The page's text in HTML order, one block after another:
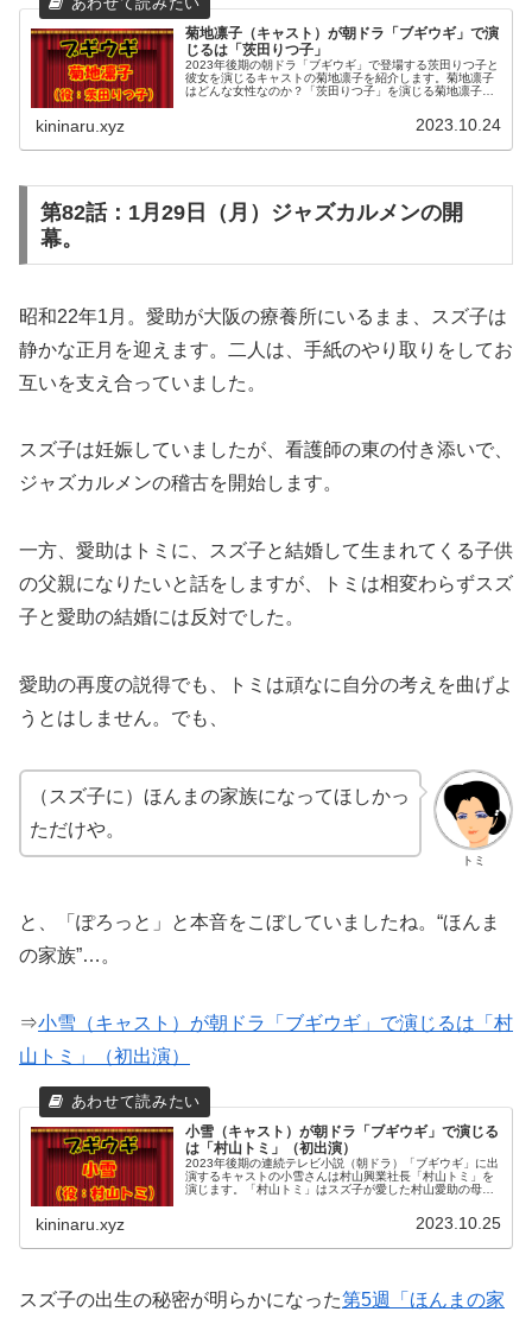
菊地凛子（キャスト）が朝ドラ「ブギウギ」で演
じるは「茨田りつ子」
2023年後期の朝ドラ「ブギウギ」で登場する茨田りつ子と
彼女を演じるキャストの菊地凛子を紹介します。菊地凛子
はどんな女性なのか？「茨田りつ子」を演じる菊地凛子さ
kininaru.xyz 2023.10.24
第82話：1月29日（月）ジャズカルメンの開
幕。
昭和22年1月。愛助が大阪の療養所にいるまま、スズ子は
静かな正月を迎えます。二人は、手紙のやり取りをしてお
互いを支え合っていました。
スズ子は妊娠していましたが、看護師の東の付き添いで、
ジャズカルメンの稽古を開始します。
一方、愛助はトミに、スズ子と結婚して生まれてくる子供
の父親になりたいと話をしますが、トミは相変わらずスズ
子と愛助の結婚には反対でした。
愛助の再度の説得でも、トミは頑なに自分の考えを曲げよ
うとはしません。でも、
トミ
（スズ子に）ほんまの家族になってほしかっ
ただけや。
と、「ぽろっと」と本音をこぼしていましたね。“ほんま
の家族”…。
⇒小雪（キャスト）が朝ドラ「ブギウギ」で演じるは「村
山トミ」（初出演）
小雪（キャスト）が朝ドラ「ブギウギ」で演じる
は「村山トミ」（初出演）
2023年後期の連続テレビ小説（朝ドラ）「ブギウギ」に出
演するキャストの小雪さんは村山興業社長「村山トミ」を
演じます。「村山トミ」はスズ子が愛した村山愛助の母で
kininaru.xyz 2023.10.25
スズ子の出生の秘密が明らかになった第5週「ほんまの家